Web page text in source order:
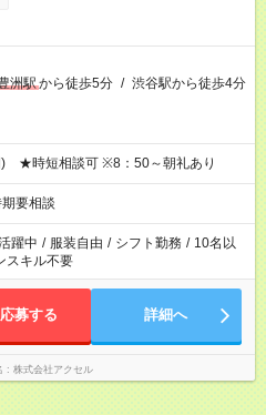
洲駅から徒歩5分 / 渋谷駅から徒歩4分
) ★時短相談可 ※8：50～朝礼あり
要相談
躍中 / 服装自由 / シフト勤務 / 10名以
スキル不要
応募する 詳細へ
株式会社アクセル